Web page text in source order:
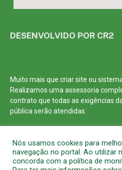
DESENVOLVIDO POR CR2
Muito mais que criar site ou
Realizamos umaassessoria
contrato que todas as exigências
públicaserão atendidas.
Nós usamos cookies para
navegação no portal. Ao utilizar
concorda com a política de